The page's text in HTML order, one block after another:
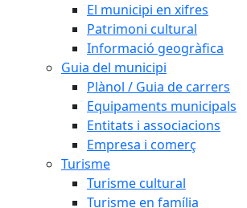
El municipi en xifres
Patrimoni cultural
Informació geogràfica
Guia del municipi
Plànol / Guia de carrers
Equipaments municipals
Entitats i associacions
Empresa i comerç
Turisme
Turisme cultural
Turisme en família